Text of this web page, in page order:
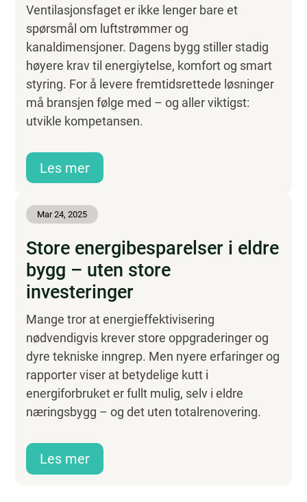
Ventilasjonsfaget er ikke lenger bare et
spørsmål om luftstrømmer og
kanaldimensjoner. Dagens bygg stiller stadig
høyere krav til energiytelse, komfort og smart
styring. For å levere fremtidsrettede løsninger
må bransjen følge med – og aller viktigst:
utvikle kompetansen.
Les mer
Mar 24, 2025
Store energibesparelser i eldre
bygg – uten store
investeringer
Mange tror at energieffektivisering
nødvendigvis krever store oppgraderinger og
dyre tekniske inngrep. Men nyere erfaringer og
rapporter viser at betydelige kutt i
energiforbruket er fullt mulig, selv i eldre
næringsbygg – og det uten totalrenovering.
Les mer